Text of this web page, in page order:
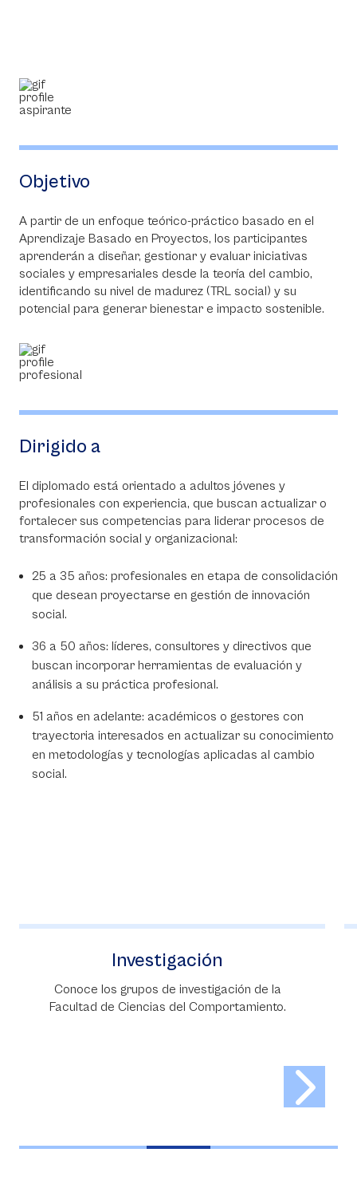
Objetivo
A partir de un enfoque teórico-práctico basado en el
Aprendizaje Basado en Proyectos, los participantes
aprenderán a diseñar, gestionar y evaluar iniciativas
sociales y empresariales desde la teoría del cambio,
identificando su nivel de madurez (TRL social) y su
potencial para generar bienestar e impacto sostenible.
Dirigido a
El diplomado está orientado a adultos jóvenes y
profesionales con experiencia, que buscan actualizar o
fortalecer sus competencias para liderar procesos de
transformación social y organizacional:
25 a 35 años: profesionales en etapa de consolidación
que desean proyectarse en gestión de innovación
social.
36 a 50 años: líderes, consultores y directivos que
buscan incorporar herramientas de evaluación y
análisis a su práctica profesional.
51 años en adelante: académicos o gestores con
trayectoria interesados en actualizar su conocimiento
en metodologías y tecnologías aplicadas al cambio
social.
Investigación
Conoce los grupos de investigación de la
Facultad de Ciencias del Comportamiento.